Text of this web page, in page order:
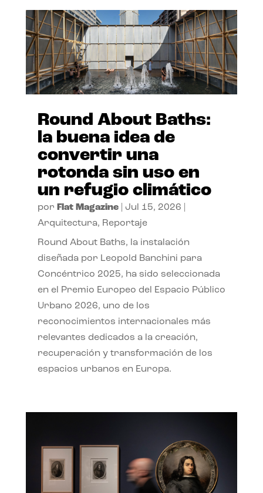
Round About Baths:
la buena idea de
convertir una
rotonda sin uso en
un refugio climático
por Flat Magazine| Jul 15, 2026
Arquitectura, Reportaje
Round About Baths, la instalación
diseñada por Leopold Banchini para
Concéntrico 2025, ha sido seleccionada
en el Premio Europeo del Espacio Público
Urbano 2026, uno de los
reconocimientos internacionales más
relevantes dedicados a la creación,
recuperación y transformación de los
espacios urbanos en Europa.